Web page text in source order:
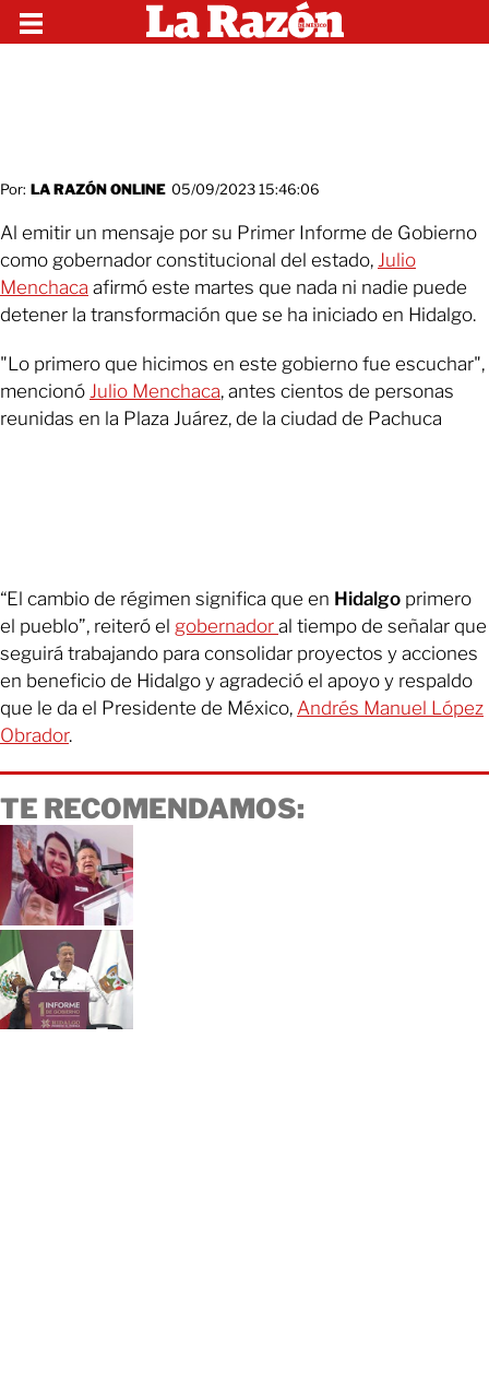
Por: LA RAZÓN ONLINE 05/09/2023 15:46:06
Al emitir un mensaje por su Primer Informe de Gobierno
como gobernador constitucional del estado, Julio
Menchaca afirmó este martes que nada ni nadie puede
detener la transformación que se ha iniciado en Hidalgo.
"Lo primero que hicimos en este gobierno fue escuchar",
mencionó Julio Menchaca, antes cientos de personas
reunidas en la Plaza Juárez, de la ciudad de Pachuca
“El cambio de régimen significa que en Hidalgo primero
el pueblo”, reiteró el gobernador al tiempo de señalar que
seguirá trabajando para consolidar proyectos y acciones
en beneficio de Hidalgo y agradeció el apoyo y respaldo
que le da el Presidente de México, Andrés Manuel López
Obrador.
TE RECOMENDAMOS: